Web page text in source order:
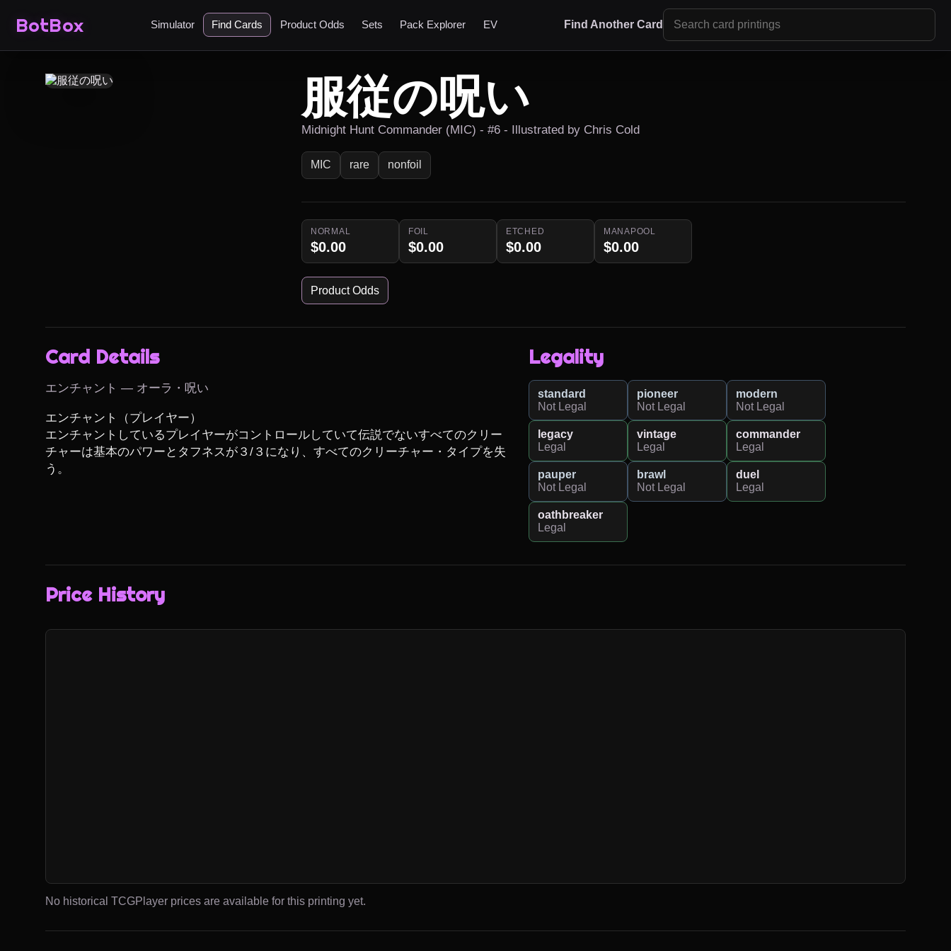
BotBox Simulator Find Cards Product Odds Sets Pack Explorer EV Find Another Card
服従の呪い
Midnight Hunt Commander (MIC) - #6 - Illustrated by Chris Cold
MIC rare nonfoil
NORMAL
$0.00
FOIL
$0.00
ETCHED
$0.00
MANAPOOL
$0.00
Product Odds
Card Details
エンチャント — オーラ・呪い
エンチャント（プレイヤー）
エンチャントしているプレイヤーがコントロールしていて伝説でないすべてのクリー
チャーは基本のパワーとタフネスが３/３になり、すべてのクリーチャー・タイプを失
う。
Legality
standard
Not Legal
pioneer
Not Legal
modern
Not Legal
legacy
Legal
vintage
Legal
commander
Legal
pauper
Not Legal
brawl
Not Legal
duel
Legal
oathbreaker
Legal
Price History
No historical TCGPlayer prices are available for this printing yet.